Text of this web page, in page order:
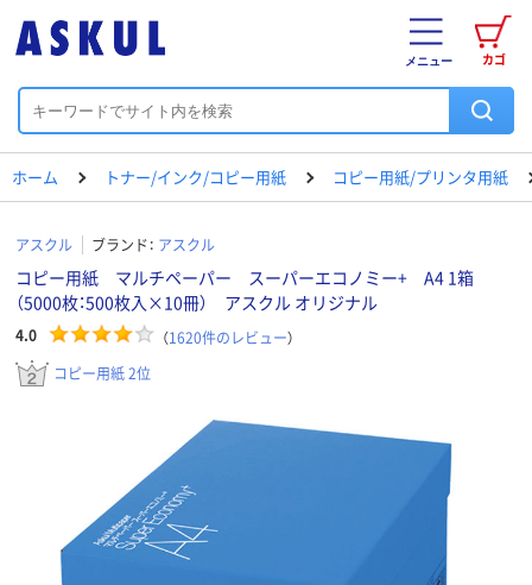
カゴ
メニュー
ホーム トナー/インク/コピー用紙 コピー用紙/プリンタ用紙
アスクル ブランド： アスクル
コピー用紙 マルチペーパー スーパーエコノミー+ A4 1箱
（5000枚：500枚入×10冊） アスクル オリジナル
4.0 （1620件のレビュー）
コピー用紙 2位